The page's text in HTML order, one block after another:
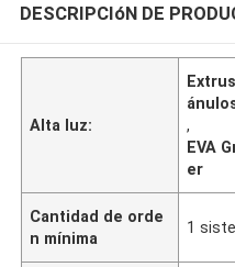
DESCRIPCIóN DE
Alta luz:
,
EVA
er
Cantidad de orde
n mínima
1